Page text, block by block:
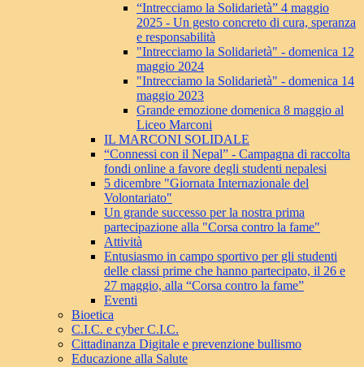
“Intrecciamo la Solidarietà” 4 maggio
2025 - Un gesto concreto di cura, speranza
e responsabilità
"Intrecciamo la Solidarietà" - domenica 12
maggio 2024
"Intrecciamo la Solidarietà" - domenica 14
maggio 2023
Grande emozione domenica 8 maggio al
Liceo Marconi
IL MARCONI SOLIDALE
“Connessi con il Nepal” - Campagna di raccolta
fondi online a favore degli studenti nepalesi
5 dicembre "Giornata Internazionale del
Volontariato"
Un grande successo per la nostra prima
partecipazione alla "Corsa contro la fame"
Attività
Entusiasmo in campo sportivo per gli studenti
delle classi prime che hanno partecipato, il 26 e
27 maggio, alla “Corsa contro la fame”
Eventi
Bioetica
C.I.C. e cyber C.I.C.
Cittadinanza Digitale e prevenzione bullismo
Educazione alla Salute